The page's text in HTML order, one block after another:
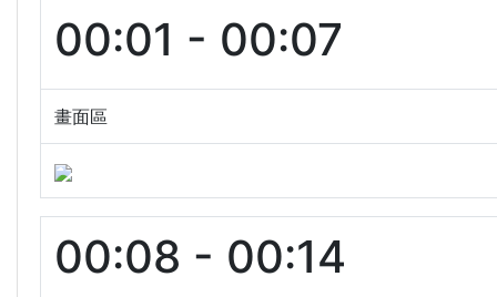
00:01 - 00:07
畫面區
00:08 - 00:14